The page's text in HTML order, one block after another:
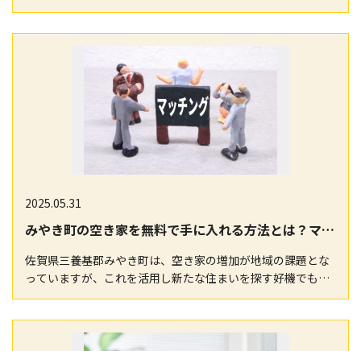
用を考える際、特に市街化調整区域では様々な制約が存…
2025.05.31
みやき町の空き家を無料で手に入れる方法とは？マッチングサイトでの活用ガイド
佐賀県三養基郡みやき町は、空き家の増加が地域の課題とな
っていますが、これを活用し新たな住まいを探す好機でもあ
ります。不要な空き家を無料で手に入れる方法がないか…